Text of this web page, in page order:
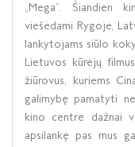
„Mega“. Šiandien
viešėdami Rygoje,
lankytojams siūlo
Lietuvos kūrėjų
žiūrovus, kuriems
galimybę pamatyti
kino centre dažnai
apsilankę pas mus